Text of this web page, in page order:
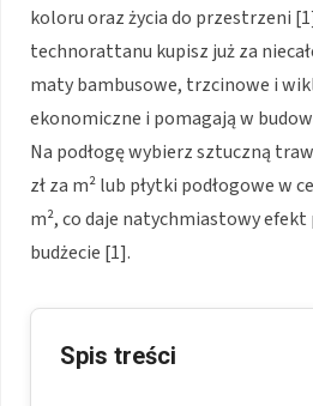
koloru oraz życia do przestrzeni
technorattanu kupisz już za
maty bambusowe, trzcinowe i
ekonomiczne i pomagają w
Na podłogę wybierz sztuczną
zł za m² lub płytki podłogowe w
m², co daje natychmiastowy
budżecie [1].
Spis treści